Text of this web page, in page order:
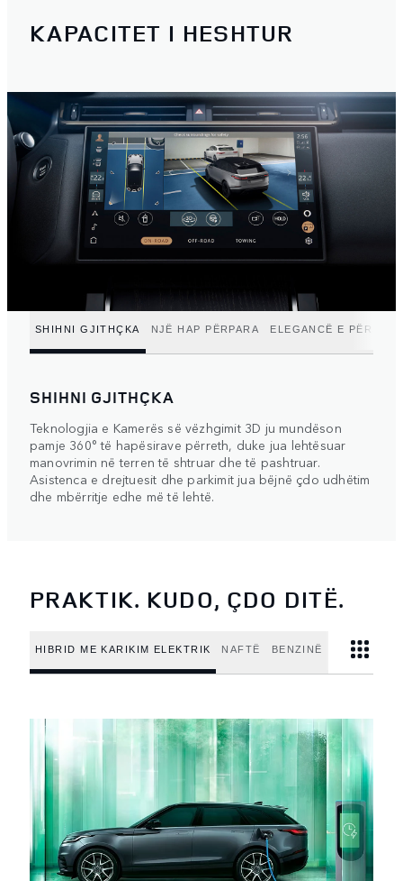
KAPACITET I HESHTUR
SHIHNI GJITHÇKA NJË HAP PËRPARA ELEGANCË E
SHIHNI GJITHÇKA
Teknologjia e Kamerës së vëzhgimit 3D ju mundëson
pamje 360° të hapësirave përreth, duke jua lehtësuar
manovrimin në terren të shtruar dhe të pashtruar.
Asistenca e drejtuesit dhe parkimit jua bëjnë çdo udhëtim
dhe mbërritje edhe më të lehtë.
PRAKTIK. KUDO, ÇDO DITË.
HIBRID ME KARIKIM ELEKTRIK NAFTË BENZINË